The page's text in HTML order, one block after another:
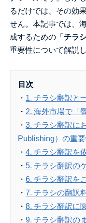
るだけでは、その効
せん。本記事では、
成するための「 チラ
重要性について解説し
目次
・ 1. チラシ翻訳と
・ 2. 海外市場で「
・ 3. チラシ翻訳に
Publishing）の重
・ 4. チラシ翻訳を
・ 5. チラシ翻訳の
・ 6. チラシ翻訳を
・ 7. チラシの翻訳
・ 8. チラシ翻訳に
・ 9. チラシ翻訳の